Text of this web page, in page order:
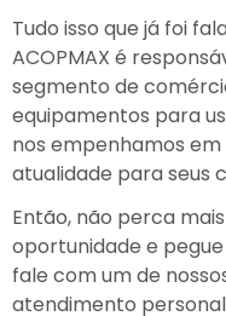
Tudo isso que já foi
ACOPMAX é
segmento de
equipamentos para
nos empenhamos
atualidade para seus
Então, não perca
oportunidade e
fale com um de
atendimento